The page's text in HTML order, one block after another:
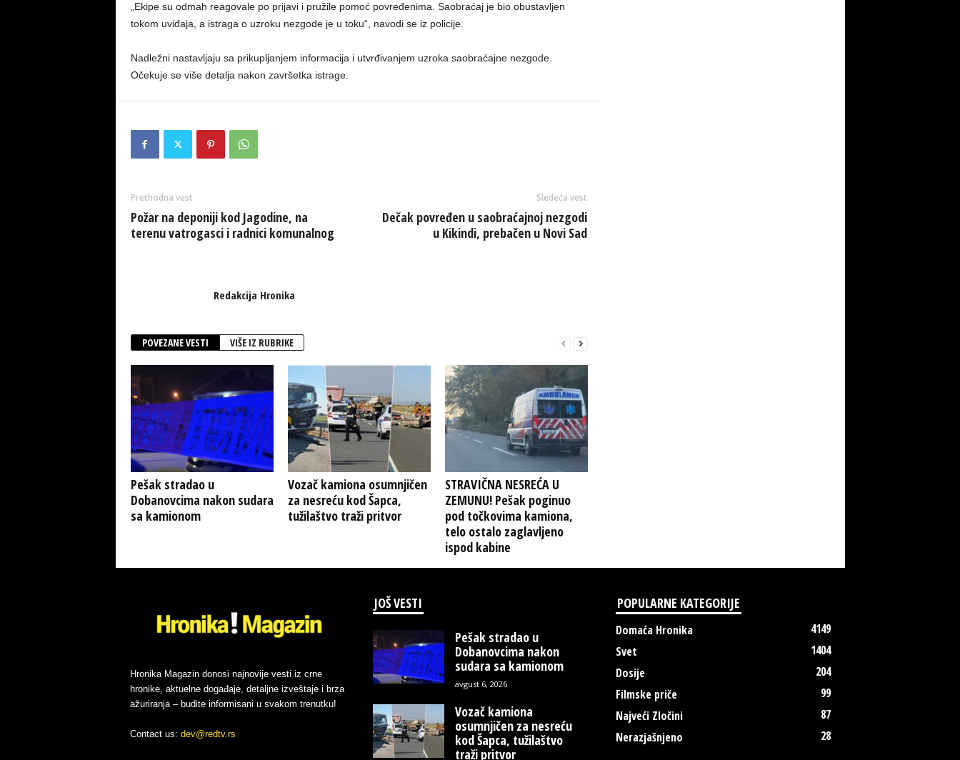
„Ekipe su odmah reagovale po prijavi i pružile pomoć povređenima. Saobraćaj je bio obustavljen
tokom uviđaja, a istraga o uzroku nezgode je u toku“, navodi se iz policije.
Nadležni nastavljaju sa prikupljanjem informacija i utvrđivanjem uzroka saobraćajne nezgode.
Očekuje se više detalja nakon završetka istrage.
Prethodna vest
Požar na deponiji kod Jagodine, na
terenu vatrogasci i radnici komunalnog
Sledeća vest
Dečak povređen u saobraćajnoj nezgodi
u Kikindi, prebačen u Novi Sad
Redakcija Hronika
POVEZANE VESTI VIŠE IZ RUBRIKE
Pešak stradao u
Dobanovcima nakon sudara
sa kamionom
Vozač kamiona osumnjičen
za nesreću kod Šapca,
tužilaštvo traži pritvor
STRAVIČNA NESREĆA U
ZEMUNU! Pešak poginuo
pod točkovima kamiona,
telo ostalo zaglavljeno
ispod kabine
Hronika Magazin donosi najnovije vesti iz crne
hronike, aktuelne događaje, detaljne izveštaje i brza
ažuriranja – budite informisani u svakom trenutku!
Contact us: dev@redtv.rs
JOŠ VESTI
Pešak stradao u
Dobanovcima nakon
sudara sa kamionom
avgust 6, 2026
Vozač kamiona
osumnjičen za nesreću
kod Šapca, tužilaštvo
traži pritvor
POPULARNE KATEGORIJE
Domaća Hronika
4149
Svet
1404
Dosije
204
Filmske priče
99
Najveći Zločini
87
Nerazjašnjeno
28